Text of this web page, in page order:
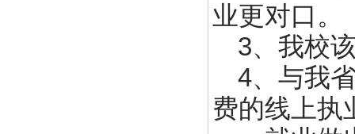
业更对口。
3、我校
4、与我
费的线上